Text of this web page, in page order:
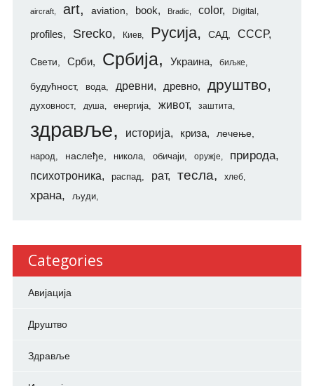
aircraft art aviation book Bradic color Digital
profiles Srecko Киев Русија САД СССР
Свети Срби Србија Украина биљке
будућност вода древни древно друштво
духовност душа енергија живот заштита
здравље историја криза лечење
народ наслеђе никола обичаји оружје природа
психотроника распад рат тесла хлеб
храна људи
Categories
Авијација
Друштво
Здравље